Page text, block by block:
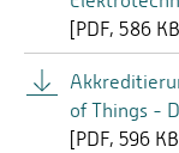
PDF 586 KB]
of Things -
PDF 596 KB]